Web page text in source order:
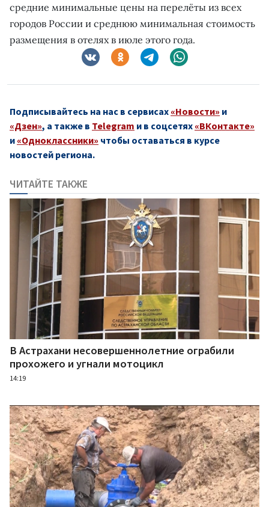
средние минимальные цены на перелёты из всех
городов России и среднюю минимальная стоимость
размещения в отелях в июле этого года.
Подписывайтесь на нас в сервисах «Новости» и
«Дзен», а также в Telegram и в соцсетях «ВКонтакте»
и «Одноклассники» чтобы оставаться в курсе
новостей региона.
ЧИТАЙТЕ ТАКЖЕ
В Астрахани несовершеннолетние ограбили
прохожего и угнали мотоцикл
14:19